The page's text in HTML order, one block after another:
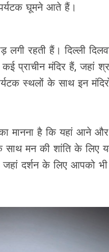
घूमने आते हैं।
लगी रहती हैं। दिल्ली
प्राचीन मंदिर हैं, जहां
स्थलों के साथ इन
मानना है कि यहां आने
साथ मन की शांति के लिए
दर्शन के लिए आपको